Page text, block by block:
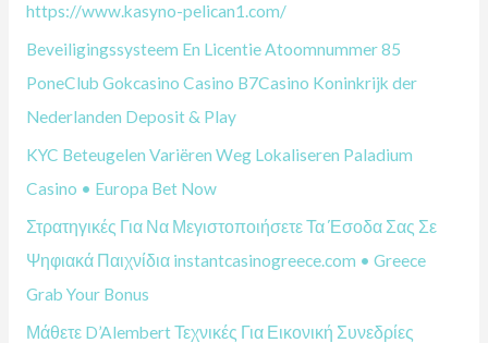
https://www.kasyno-pelican1.com/
Beveiligingssysteem En Licentie Atoomnummer 85
PoneClub Gokcasino Casino B7Casino Koninkrijk der
Nederlanden Deposit & Play
KYC Beteugelen Variëren Weg Lokaliseren Paladium
Casino • Europa Bet Now
Στρατηγικές Για Να Μεγιστοποιήσετε Τα Έσοδα Σας Σε
Ψηφιακά Παιχνίδια instantcasinogreece.com • Greece
Grab Your Bonus
Μάθετε D’Alembert Τεχνικές Για Εικονική Συνεδρίες